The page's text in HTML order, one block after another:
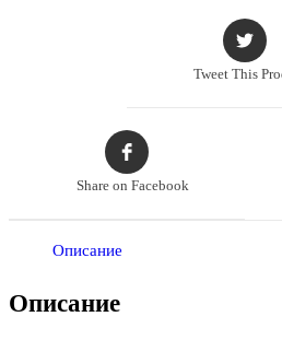
Tweet This
Share on Facebook
Описание
Описание